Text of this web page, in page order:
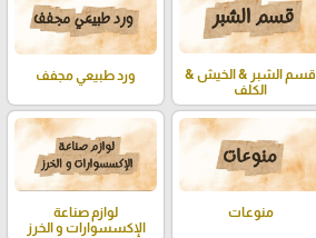
قسم الشبر & الخيش &
الكلف
ورد طبيعي مجفف
منوعات
لوازم صناعة
الإكسسوارات و الخرز